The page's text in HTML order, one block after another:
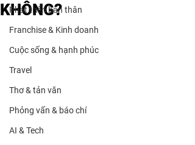
Phát triển bản thân
Franchise & Kinh doanh
Cuộc sống & hạnh phúc
Travel
Thơ & tản văn
Phỏng vấn & báo chí
AI & Tech
KHÔNG?